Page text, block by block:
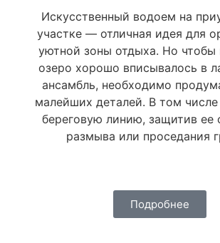
Искусственный водоем на
участке — отличная идея для
уютной зоны отдыха. Но чтобы
озеро хорошо вписывалось в
ансамбль, необходимо
малейших деталей. В том числе
береговую линию, защитив ее
размыва или проседания
Подробнее